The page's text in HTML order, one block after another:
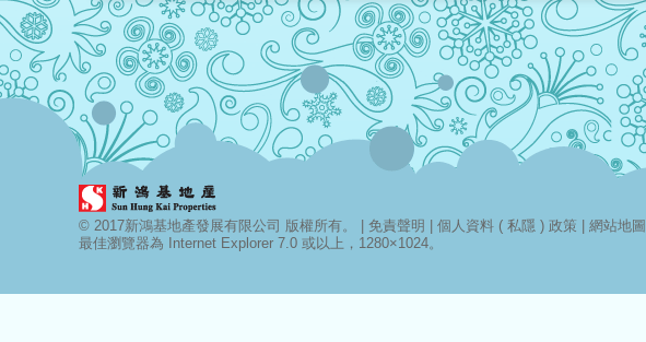
© 2017新鴻基地產發展有限公司 版權所有。 | 免責聲明 個人資料 ( 私隱 ) 政策 網站地圖
最佳瀏覽器為 Internet Explorer 7.0 或以上，1280×1024。